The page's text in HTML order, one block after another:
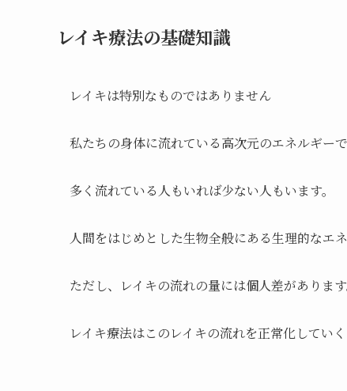
レイキ療法の基礎知識
レイキは特別なものではありません
私たちの身体に流れている高次元のエネルギーで
多く流れている人もいれば少ない人もいます。
人間をはじめとした生物全般にある生理的なエ
ただし、レイキの流れの量には個人差があります
レイキ療法はこのレイキの流れを正常化してい